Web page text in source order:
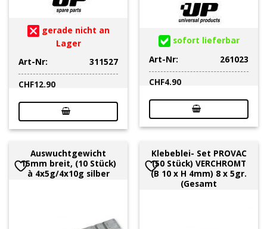
gerade nicht an
Lager
Art-Nr:
311527
CHF12.90
sofort lieferbar
Art-Nr:
261023
CHF4.90
Auswuchtgewicht
15mm breit, (10 Stück)
à 4x5g/4x10g silber
Klebeblei- Set PROVAC
(50 Stück) VERCHROMT
(B 10 x H 4mm) 8 x 5gr.
(Gesamt